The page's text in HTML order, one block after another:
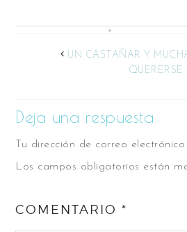
UN CASTAÑAR Y
QUERERSE
Deja una respuesta
Tu dirección de correo
Los campos obligatorios están
COMENTARIO*